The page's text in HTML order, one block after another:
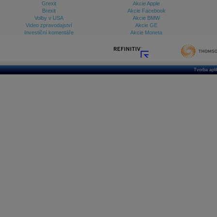
Grexit
Brexit
Volby v USA
Video zpravodajství
Investiční komentáře
Akcie Apple
Akcie Facebook
Akcie BMW
Akcie GE
Akcie Moneta
Tvorba